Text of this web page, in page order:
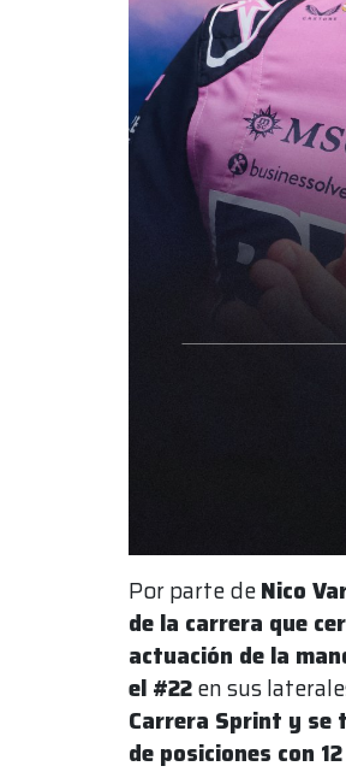
Por parte deNico
de la carrera que
actuación de la
el #22en sus
Carrera Sprint y se
de posiciones con